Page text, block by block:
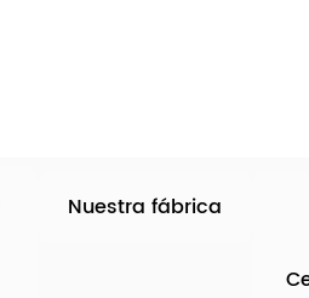
Nuestra fábrica